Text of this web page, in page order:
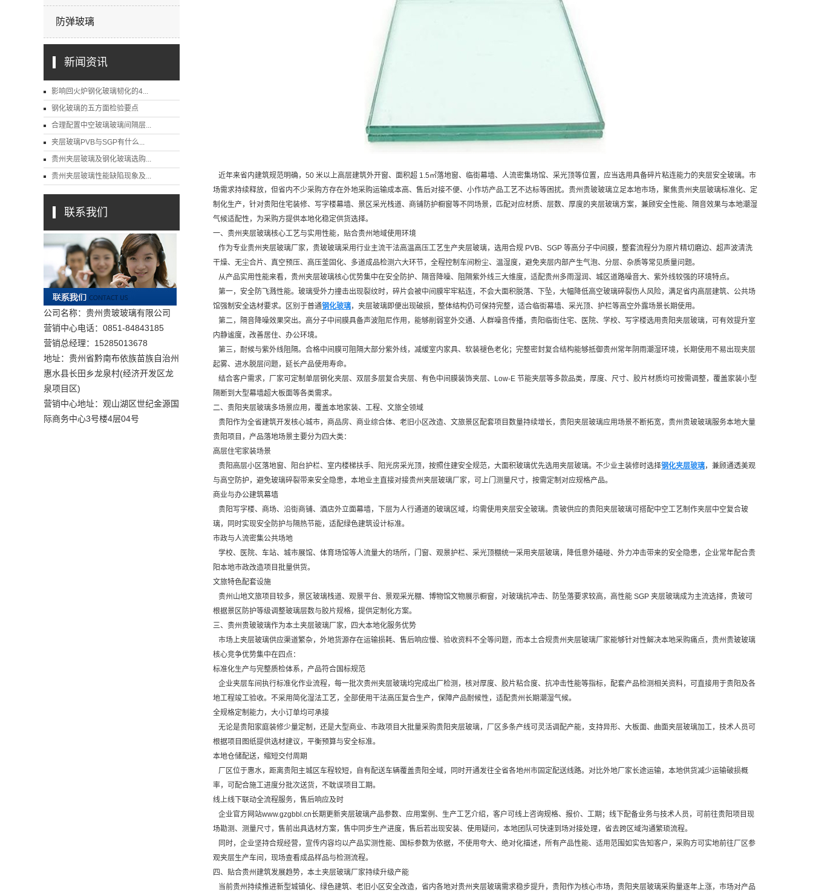
防弹玻璃
新闻资讯
影响回火炉钢化玻璃韧化的4...
钢化玻璃的五方面检验要点
合理配置中空玻璃玻璃间隔层...
夹层玻璃PVB与SGP有什么...
贵州夹层玻璃及钢化玻璃选购...
贵州夹层玻璃性能缺陷现象及...
联系我们
公司名称：贵州贵玻玻璃有限公司
营销中心电话：0851-84843185
营销总经理：15285013678
地址：贵州省黔南布依族苗族自治州
惠水县长田乡龙泉村(经济开发区龙
泉项目区)
营销中心地址：观山湖区世纪金源国
际商务中心3号楼4层04号
近年来省内建筑规范明确，50 米以上高层建筑外开窗、面积超 1.5㎡落地窗、临街幕墙、人流密集场馆、采光顶等位置，应当选用具备碎片粘连能力的夹层安全玻璃。市
场需求持续释放，但省内不少采购方存在外地采购运输成本高、售后对接不便、小作坊产品工艺不达标等困扰。贵州贵玻玻璃立足本地市场，聚焦贵州夹层玻璃标准化、定
制化生产，针对贵阳住宅装修、写字楼幕墙、景区采光栈道、商铺防护橱窗等不同场景，匹配对应材质、层数、厚度的夹层玻璃方案，兼顾安全性能、隔音效果与本地潮湿
气候适配性，为采购方提供本地化稳定供货选择。
一、贵州夹层玻璃核心工艺与实用性能，贴合贵州地域使用环境
作为专业贵州夹层玻璃厂家，贵玻玻璃采用行业主流干法高温高压工艺生产夹层玻璃，选用合规 PVB、SGP 等高分子中间膜，整套流程分为原片精切磨边、超声波清洗
干燥、无尘合片、真空预压、高压釜固化、多道成品检测六大环节，全程控制车间粉尘、温湿度，避免夹层内部产生气泡、分层、杂质等常见质量问题。
从产品实用性能来看，贵州夹层玻璃核心优势集中在安全防护、隔音降噪、阻隔紫外线三大维度，适配贵州多雨湿润、城区道路噪音大、紫外线较强的环境特点。
第一，安全防飞溅性能。玻璃受外力撞击出现裂纹时，碎片会被中间膜牢牢粘连，不会大面积脱落、下坠，大幅降低高空玻璃碎裂伤人风险，满足省内高层建筑、公共场
馆强制安全选材要求。区别于普通钢化玻璃，夹层玻璃即便出现破损，整体结构仍可保持完整，适合临街幕墙、采光顶、护栏等高空外露场景长期使用。
第二，隔音降噪效果突出。高分子中间膜具备声波阻尼作用，能够削弱室外交通、人群噪音传播，贵阳临街住宅、医院、学校、写字楼选用贵阳夹层玻璃，可有效提升室
内静谧度，改善居住、办公环境。
第三，耐候与紫外线阻隔。合格中间膜可阻隔大部分紫外线，减缓室内家具、软装褪色老化；完整密封复合结构能够抵御贵州常年阴雨潮湿环境，长期使用不易出现夹层
起雾、进水脱层问题，延长产品使用寿命。
结合客户需求，厂家可定制单层钢化夹层、双层多层复合夹层、有色中间膜装饰夹层、Low-E 节能夹层等多款品类，厚度、尺寸、胶片材质均可按需调整，覆盖家装小型
隔断到大型幕墙超大板面等各类需求。
二、贵阳夹层玻璃多场景应用，覆盖本地家装、工程、文旅全领域
贵阳作为全省建筑开发核心城市，商品房、商业综合体、老旧小区改造、文旅景区配套项目数量持续增长，贵阳夹层玻璃应用场景不断拓宽，贵州贵玻玻璃服务本地大量
贵阳项目，产品落地场景主要分为四大类：
高层住宅家装场景
贵阳高层小区落地窗、阳台护栏、室内楼梯扶手、阳光房采光顶，按照住建安全规范，大面积玻璃优先选用夹层玻璃。不少业主装修时选择钢化夹层玻璃，兼顾通透美观
与高空防护，避免玻璃碎裂带来安全隐患，本地业主直接对接贵州夹层玻璃厂家，可上门测量尺寸，按需定制对应规格产品。
商业与办公建筑幕墙
贵阳写字楼、商场、沿街商铺、酒店外立面幕墙，下层为人行通道的玻璃区域，均需使用夹层安全玻璃。贵玻供应的贵阳夹层玻璃可搭配中空工艺制作夹层中空复合玻
璃，同时实现安全防护与隔热节能，适配绿色建筑设计标准。
市政与人流密集公共场地
学校、医院、车站、城市展馆、体育场馆等人流量大的场所，门窗、观景护栏、采光顶棚统一采用夹层玻璃，降低意外磕碰、外力冲击带来的安全隐患，企业常年配合贵
阳本地市政改造项目批量供货。
文旅特色配套设施
贵州山地文旅项目较多，景区玻璃栈道、观景平台、景观采光棚、博物馆文物展示橱窗，对玻璃抗冲击、防坠落要求较高，高性能 SGP 夹层玻璃成为主流选择，贵玻可
根据景区防护等级调整玻璃层数与胶片规格，提供定制化方案。
三、贵州贵玻玻璃作为本土夹层玻璃厂家，四大本地化服务优势
市场上夹层玻璃供应渠道繁杂，外地货源存在运输损耗、售后响应慢、验收资料不全等问题，而本土合规贵州夹层玻璃厂家能够针对性解决本地采购痛点，贵州贵玻玻璃
核心竞争优势集中在四点：
标准化生产与完整质检体系，产品符合国标规范
企业夹层车间执行标准化作业流程，每一批次贵州夹层玻璃均完成出厂检测，核对厚度、胶片粘合度、抗冲击性能等指标，配套产品检测相关资料，可直接用于贵阳及各
地工程竣工验收。不采用简化湿法工艺，全部使用干法高压复合生产，保障产品耐候性，适配贵州长期潮湿气候。
全规格定制能力，大小订单均可承接
无论是贵阳家庭装修少量定制，还是大型商业、市政项目大批量采购贵阳夹层玻璃，厂区多条产线可灵活调配产能，支持异形、大板面、曲面夹层玻璃加工，技术人员可
根据项目图纸提供选材建议，平衡预算与安全标准。
本地仓储配送，缩短交付周期
厂区位于惠水，距离贵阳主城区车程较短，自有配送车辆覆盖贵阳全域，同时开通发往全省各地州市固定配送线路。对比外地厂家长途运输，本地供货减少运输破损概
率，可配合施工进度分批次送货，不耽误项目工期。
线上线下联动全流程服务，售后响应及时
企业官方网站www.gzgbbl.cn长期更新夹层玻璃产品参数、应用案例、生产工艺介绍，客户可线上咨询规格、报价、工期；线下配备业务与技术人员，可前往贵阳项目现
场勘测、测量尺寸，售前出具选材方案，售中同步生产进度，售后若出现安装、使用疑问，本地团队可快速到场对接处理，省去跨区域沟通繁琐流程。
同时，企业坚持合规经营，宣传内容均以产品实测性能、国标参数为依据，不使用夸大、绝对化描述，所有产品性能、适用范围如实告知客户，采购方可实地前往厂区参
观夹层生产车间，现场查看成品样品与检测流程。
四、贴合贵州建筑发展趋势，本土夹层玻璃厂家持续升级产能
当前贵州持续推进新型城镇化、绿色建筑、老旧小区安全改造，省内各地对贵州夹层玻璃需求稳步提升，贵阳作为核心市场，贵阳夹层玻璃采购量逐年上涨，市场对产品